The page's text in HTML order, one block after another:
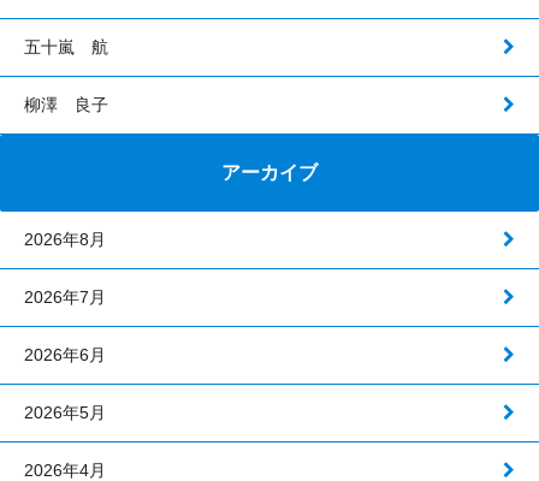
五十嵐 航
柳澤 良子
アーカイブ
2026年8月
2026年7月
2026年6月
2026年5月
2026年4月